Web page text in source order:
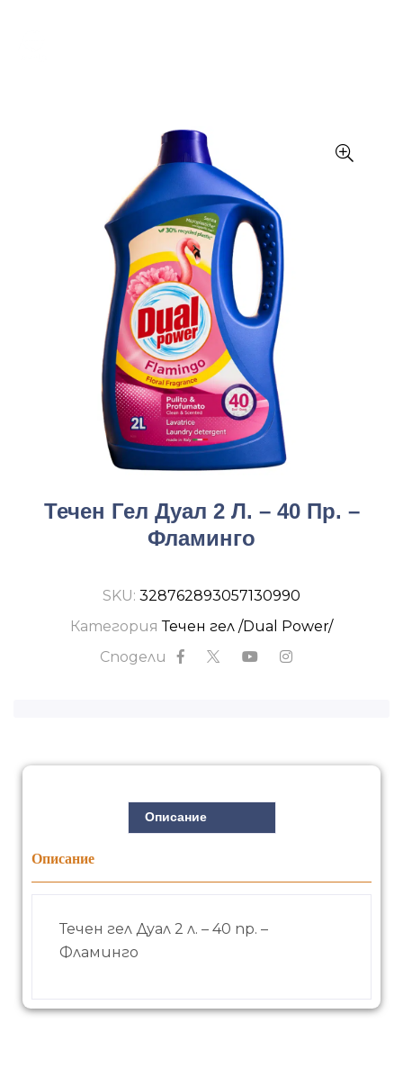
Течен Гел Дуал 2 Л. – 40 Пр. –
Фламинго
SKU: 328762893057130990
КатегорияТечен гел /Dual Power/
Сподели
Описание
Описание
Течен гел Дуал 2 л. – 40 пр. –
Фламинго